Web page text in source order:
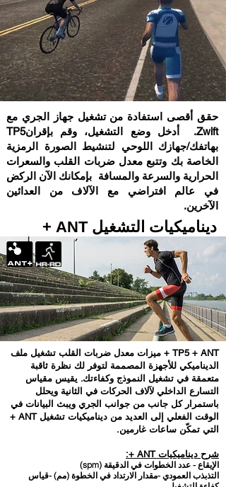
حقق أقصى استفادة من تشغيل جهاز الجري مع
Zwift. أدخل وضع التشغيل، وقم بإقرانTP5
بهاتفك/جهازك اللوحي لتنشيط الصورة الرمزية
الخاصة بك وتتبع معدل ضربات القلب والسعرات
الحرارية والسرعة والمسافة بإمكانك الآن الركض
في عالم افتراضي مع الآلاف من العدائين
الآخرين.
ديناميكيات التشغيل ANT +
TP5 + ANT + ميزات معدل ضربات القلب تشغيل ملف
الديناميكي للأجهزة المصممة لتوفر لك نظرة ثاقبة
متعمقة في تشغيل النموذج وكفاءتك. يقيس مقياس
التسارع الداخلي لآلاف الحركات في الثانية ويحلل
باستمرار كل جانب من جوانب الجري ويبث البيانات في
الوقت الفعلي إلى العديد من ديناميكيات تشغيل ANT +
التي تمكّن ساعات غارمين.
شرح ديناميكيات ANT +:
الإيقاع - عدد الخطوات في الدقيقة (spm)
التذبذب العمودي -مقدار الارتداد في الخطوة (مم) -قياس